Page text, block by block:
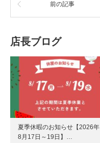
前の記事
店長ブログ
夏季休暇のお知らせ【2026年
8月17日～19日】…